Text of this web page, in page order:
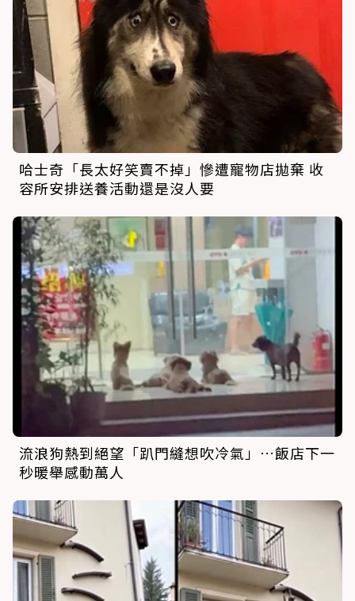
哈士奇「長太好笑賣不掉」慘遭寵物店拋棄 收
容所安排送養活動還是沒人要
流浪狗熱到絕望「趴門縫想吹冷氣」…飯店下一
秒暖舉感動萬人